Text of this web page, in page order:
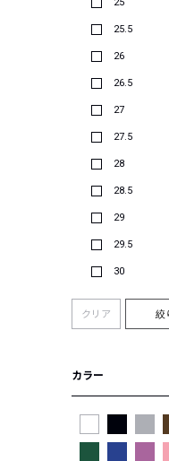
25.5
26
26.5
27
27.5
28
28.5
29
29.5
30
クリア 絞
カラー